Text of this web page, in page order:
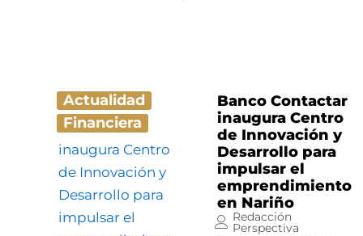
Actualidad
Financiera
Banco Contactar
inaugura Centro
de Innovación y
Desarrollo para
impulsar el
emprendimiento
en Nariño
Redacción
Perspectiva